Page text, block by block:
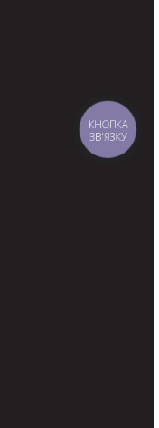
КНОПКА
ЗВ'ЯЗКУ